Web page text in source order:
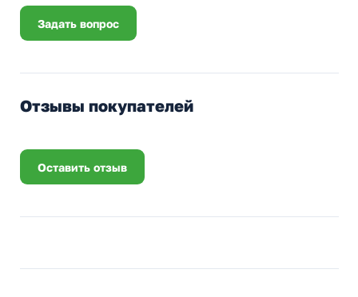
Задать вопрос
Отзывы покупателей
Оставить отзыв